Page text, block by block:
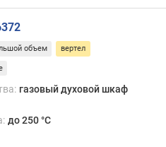
объем вертел
газовый духовой шкаф
до 250 °C